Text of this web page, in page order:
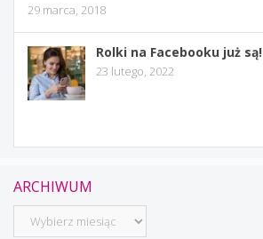
29 marca, 2018
Rolki na Facebooku już są!
23 lutego, 2022
ARCHIWUM
Archiwum